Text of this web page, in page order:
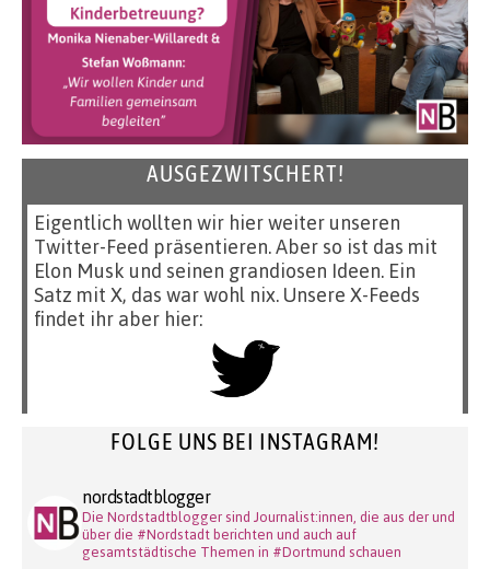
AUSGEZWITSCHERT!
Eigentlich wollten wir hier weiter unseren
Twitter-Feed präsentieren. Aber so ist das mit
Elon Musk und seinen grandiosen Ideen. Ein
Satz mit X, das war wohl nix. Unsere X-Feeds
findet ihr aber hier:
FOLGE UNS BEI INSTAGRAM!
nordstadtblogger
Die Nordstadtblogger sind Journalist:innen, die aus der und
über die #Nordstadt berichten und auch auf
gesamtstädtische Themen in #Dortmund schauen